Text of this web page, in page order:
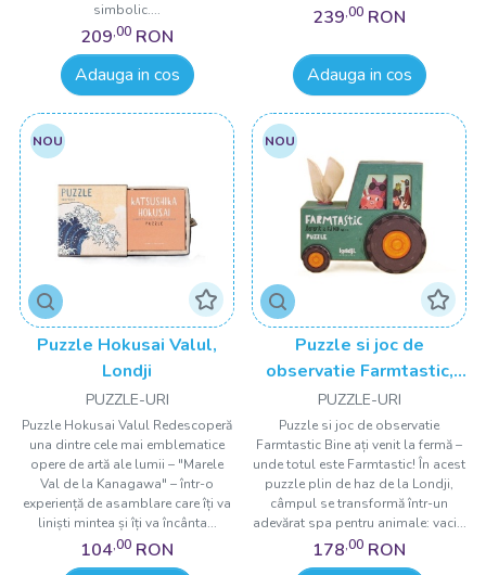
simbolic....
209,00 RON
Adauga in cos
239,00 RON
Adauga in cos
NOU
Puzzle Hokusai Valul,
Londji
PUZZLE-URI
Puzzle Hokusai Valul Redescoperă
una dintre cele mai emblematice
opere de artă ale lumii – "Marele
Val de la Kanagawa" – într-o
experiență de asamblare care îți va
liniști mintea și îți va încânta...
104,00 RON
NOU
Puzzle si joc de
observatie Farmtastic,
Londji
PUZZLE-URI
Puzzle si joc de observatie
Farmtastic Bine ați venit la fermă –
unde totul este Farmtastic! În acest
puzzle plin de haz de la Londji,
câmpul se transformă într-un
adevărat spa pentru animale: vaci...
178,00 RON